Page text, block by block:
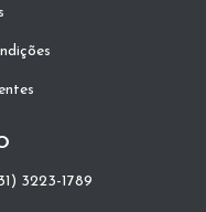
3223-1789